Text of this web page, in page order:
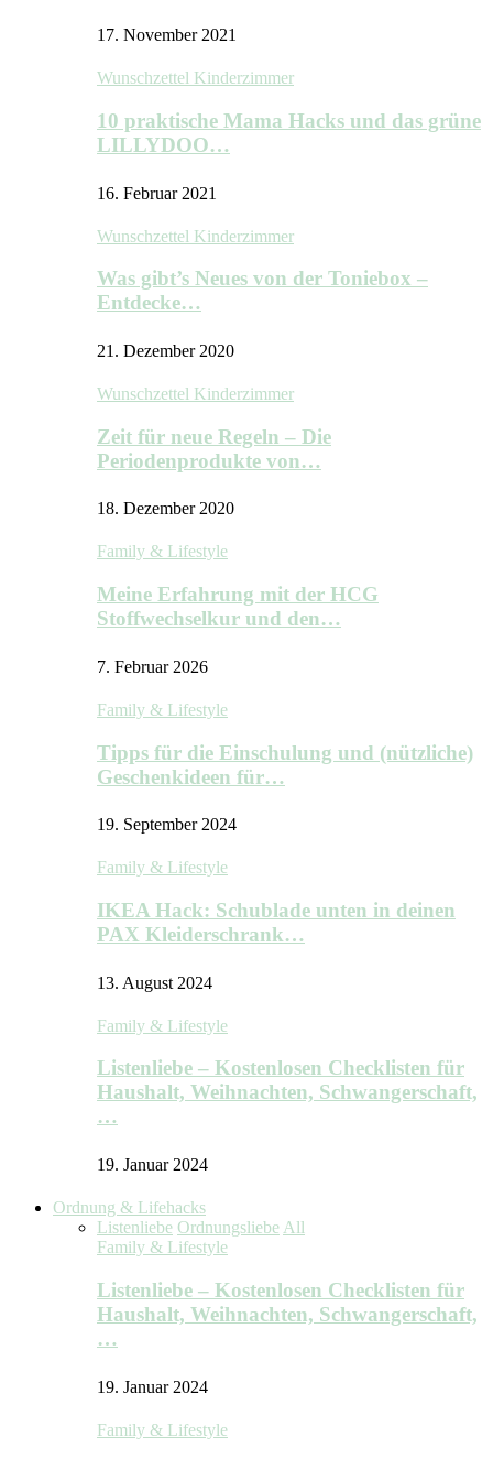
17. November 2021
Wunschzettel Kinderzimmer
10 praktische Mama Hacks und das grüne
LILLYDOO…
16. Februar 2021
Wunschzettel Kinderzimmer
Was gibt’s Neues von der Toniebox –
Entdecke…
21. Dezember 2020
Wunschzettel Kinderzimmer
Zeit für neue Regeln – Die
Periodenprodukte von…
18. Dezember 2020
Family & Lifestyle
Meine Erfahrung mit der HCG
Stoffwechselkur und den…
7. Februar 2026
Family & Lifestyle
Tipps für die Einschulung und (nützliche)
Geschenkideen für…
19. September 2024
Family & Lifestyle
IKEA Hack: Schublade unten in deinen
PAX Kleiderschrank…
13. August 2024
Family & Lifestyle
Listenliebe – Kostenlosen Checklisten für
Haushalt, Weihnachten, Schwangerschaft,
…
19. Januar 2024
Ordnung & Lifehacks
Listenliebe Ordnungsliebe All
Family & Lifestyle
Listenliebe – Kostenlosen Checklisten für
Haushalt, Weihnachten, Schwangerschaft,
…
19. Januar 2024
Family & Lifestyle